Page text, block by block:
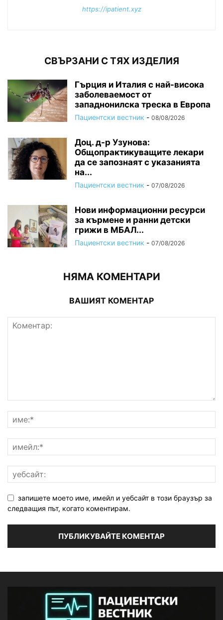
https://ipatient.xyz
СВЪРЗАНИ С ТЯХ ИЗДЕЛИЯ
Гърция и Италия с най-висока
заболеваемост от
западнонилска треска в Европа
Пациентски вестник - 08/08/2026
Доц. д-р Узунова:
Общопрактикуващите лекари
да се запознаят с указанията
на...
Пациентски вестник - 07/08/2026
Нови информационни ресурси
за кърмене и ранни детски
грижи в МБАЛ...
Пациентски вестник - 07/08/2026
НЯМА КОМЕНТАРИ
ВАШИЯТ КОМЕНТАР
запишете моето име, имейл и уебсайт в този браузър за
следващия път, когато коментирам.